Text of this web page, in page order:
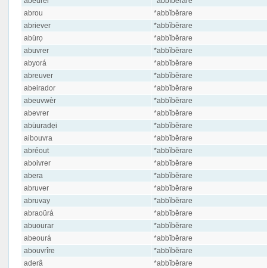
abrou
*abbĭbĕrare
abriever
*abbĭbĕrare
abürọ
*abbĭbĕrare
abuvrer
*abbĭbĕrare
abyorá
*abbĭbĕrare
abreuver
*abbĭbĕrare
abeirador
*abbĭbĕrare
abeuvwèr
*abbĭbĕrare
abevrer
*abbĭbĕrare
abüuradẹi
*abbĭbĕrare
aibouvra
*abbĭbĕrare
abréout
*abbĭbĕrare
aboivrer
*abbĭbĕrare
abera
*abbĭbĕrare
abruver
*abbĭbĕrare
abruvay
*abbĭbĕrare
abraoürá
*abbĭbĕrare
abuourar
*abbĭbĕrare
abeourá
*abbĭbĕrare
abouvrîre
*abbĭbĕrare
aderâ
*abbĭbĕrare